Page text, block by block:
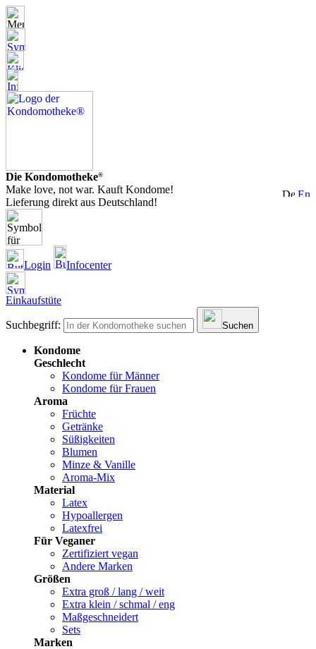
Die Kondomotheke®
Make love, not war. Kauft Kondome!
Lieferung direkt aus Deutschland!
Login Infocenter
Einkaufstüte
Suchbegriff: Suchen
Kondome
Geschlecht
Kondome für Männer
Kondome für Frauen
Aroma
Früchte
Getränke
Süßigkeiten
Blumen
Minze & Vanille
Aroma-Mix
Material
Latex
Hypoallergen
Latexfrei
Für Veganer
Zertifiziert vegan
Andere Marken
Größen
Extra groß / lang / weit
Extra klein / schmal / eng
Maßgeschneidert
Sets
Marken